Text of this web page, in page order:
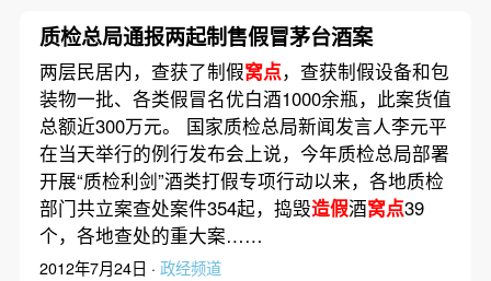
质检总局通报两起制售假冒茅台酒案
两层民居内，查获了制假窝点，查获制假设备和包
装物一批、各类假冒名优白酒1000余瓶，此案货值
总额近300万元。 国家质检总局新闻发言人李元平
在当天举行的例行发布会上说，今年质检总局部署
开展“质检利剑”酒类打假专项行动以来，各地质检
部门共立案查处案件354起，捣毁造假酒窝点39
个，各地查处的重大案……
2012年7月24日 · 政经频道